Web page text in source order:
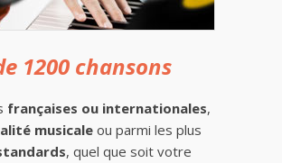
1200 chansons
françaises ou internationales,
musicale ou parmi les plus
, quel que soit votre